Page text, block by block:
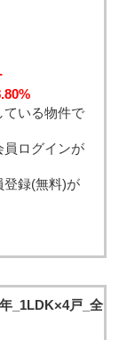
ている物件で
員ログインが
登録(無料)が
_1LDK×4戸_全